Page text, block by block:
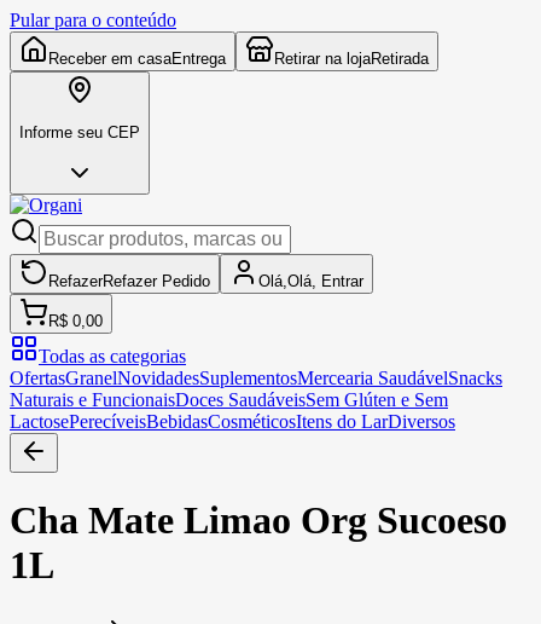
Pular para o conteúdo
Receber em casaEntrega Retirar na lojaRetirada
Informe seu CEP
RefazerRefazer Pedido Olá, Olá, Entrar
R$ 0,00
Todas as categorias
OfertasGranelNovidadesSuplementosMercearia SaudávelSnacks
Naturais e FuncionaisDoces SaudáveisSem Glúten e Sem
LactosePerecíveisBebidasCosméticosItens do LarDiversos
Cha Mate Limao Org Sucoeso
1L